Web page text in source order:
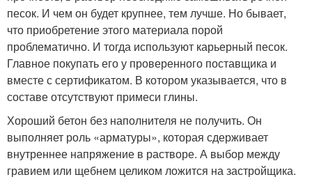
песок. И чем он будет крупнее, тем лучше. Но бывает,
что приобретение этого материала порой
проблематично. И тогда используют карьерный песок.
Главное покупать его у проверенного поставщика и
вместе с сертификатом. В котором указывается, что в
составе отсутствуют примеси глины.
Хороший бетон без наполнителя не получить. Он
выполняет роль «арматуры», которая сдерживает
внутреннее напряжение в растворе. А выбор между
гравием или щебнем целиком ложится на застройщика.